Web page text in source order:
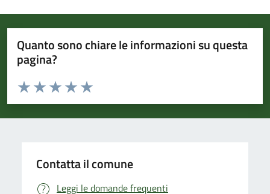
Quanto sono chiare le informazioni su questa
pagina?
Valuta da 1 a 5 stelle la pagina
Valuta 5 stelle su 5
Valuta 4 stelle su 5
Valuta 3 stelle su 5
Valuta 2 stelle su 5
Valuta 1 stelle su 5
Contatta il comune
Leggi le domande frequenti